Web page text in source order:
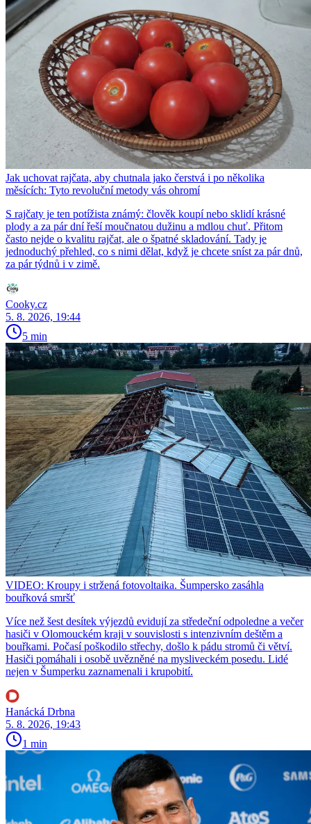
Jak uchovat rajčata, aby chutnala jako čerstvá i po několika
měsících: Tyto revoluční metody vás ohromí
S rajčaty je ten potížista známý: člověk koupí nebo sklidí krásné
plody a za pár dní řeší moučnatou dužinu a mdlou chuť. Přitom
často nejde o kvalitu rajčat, ale o špatné skladování. Tady je
jednoduchý přehled, co s nimi dělat, když je chcete sníst za pár dnů,
za pár týdnů i v zimě.
Cooky.cz
5. 8. 2026, 19:44
5 min
VIDEO: Kroupy i stržená fotovoltaika. Šumpersko zasáhla
bouřková smršť
Více než šest desítek výjezdů evidují za středeční odpoledne a večer
hasiči v Olomouckém kraji v souvislosti s intenzivním deštěm a
bouřkami. Počasí poškodilo střechy, došlo k pádu stromů či větví.
Hasiči pomáhali i osobě uvězněné na mysliveckém posedu. Lidé
nejen v Šumperku zaznamenali i krupobití.
Hanácká Drbna
5. 8. 2026, 19:43
1 min